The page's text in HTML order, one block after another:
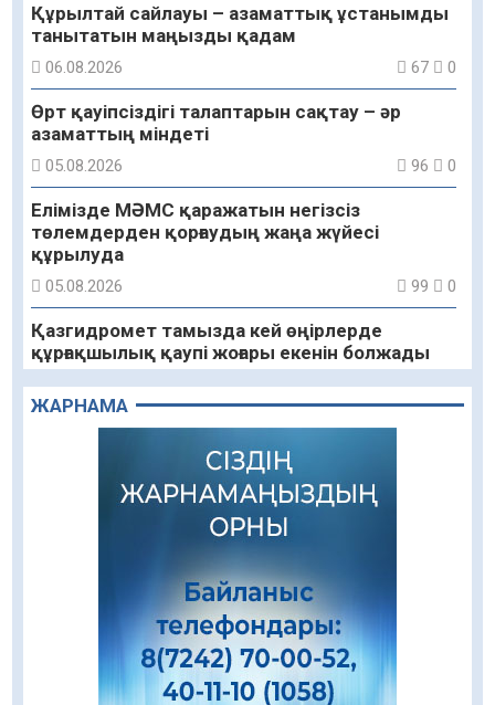
Құрылтай сайлауы – азаматтық ұстанымды
танытатын маңызды қадам
06.08.2026 67 0
Өрт қауіпсіздігі талаптарын сақтау – әр
азаматтың міндеті
05.08.2026 96 0
Елімізде МӘМС қаражатын негізсіз
төлемдерден қорғаудың жаңа жүйесі
құрылуда
05.08.2026 99 0
Қазгидромет тамызда кей өңірлерде
құрғақшылық қаупі жоғары екенін болжады
05.08.2026 81 0
Алғашқы цифрлық жасанды интеллект
құралдарының таныстырылымы өтті
05.08.2026
«Қайрат» Чемпиондар лигасының іріктеуінде
«Левскиге» есе жіберді
«Ұлттық нақыш – заманауи панно» атты
шеберлік сағаты өтті
05.08.2026
ЖАРНАМА